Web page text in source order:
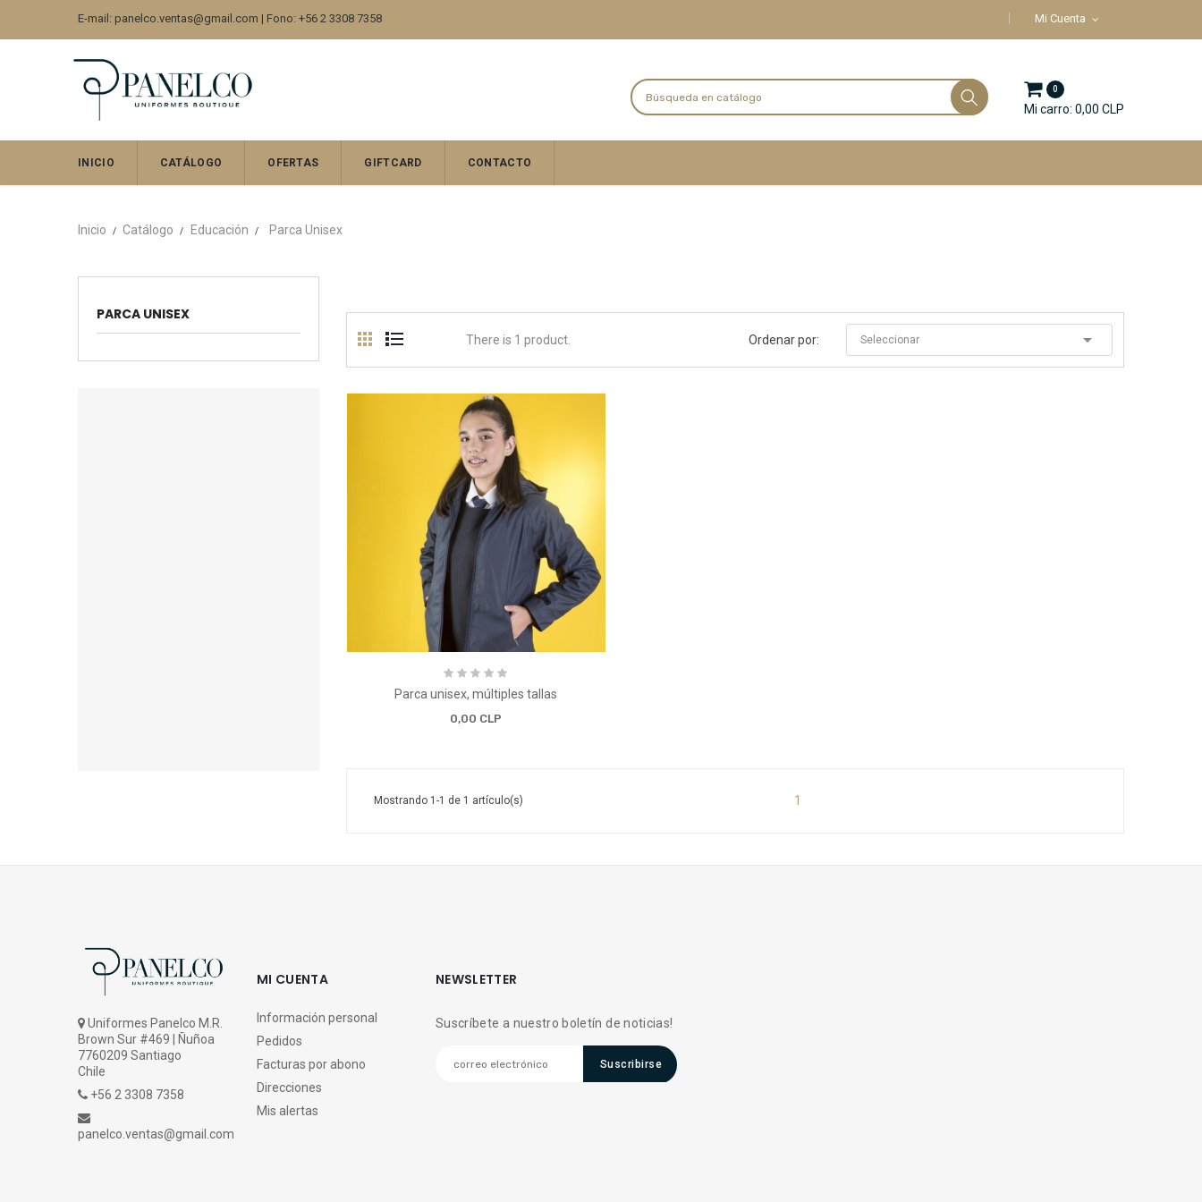
Mi Cuenta
E-mail: panelco.ventas@gmail.com | Fono: +56 2 3308 7358
Mi carro: 0,00 CLP
0
INICIO CATÁLOGO OFERTAS GIFTCARD CONTACTO
Inicio Catálogo Educación Parca Unisex
PARCA UNISEX
There is 1 product. Ordenar por: Seleccionar 
Parca unisex, múltiples tallas
0,00 CLP
Mostrando 1-1 de 1 artículo(s) 1
Uniformes Panelco M.R.
Brown Sur #469 | Ñuñoa
7760209 Santiago
Chile
+56 2 3308 7358
panelco.ventas@gmail.com
MI CUENTA
Información personal
Pedidos
Facturas por abono
Direcciones
Mis alertas
NEWSLETTER
Suscríbete a nuestro boletín de noticias!
Suscribirse